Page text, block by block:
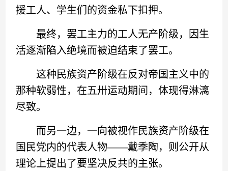
援工人、学生们的资金私下扣押。
最终，罢工主力的工人无产阶级，因生
活逐渐陷入绝境而被迫结束了罢工。
这种民族资产阶级在反对帝国主义中的
那种软弱性，在五卅运动期间，体现得淋漓
尽致。
而另一边，一向被视作民族资产阶级在
国民党内的代表人物——戴季陶，则公开从
理论上提出了要坚决反共的主张。